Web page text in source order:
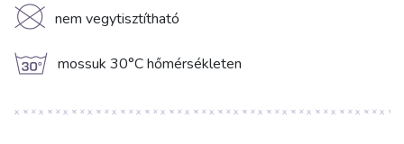
K nem vegytisztítható
g mossuk 30°C hőmérsékleten